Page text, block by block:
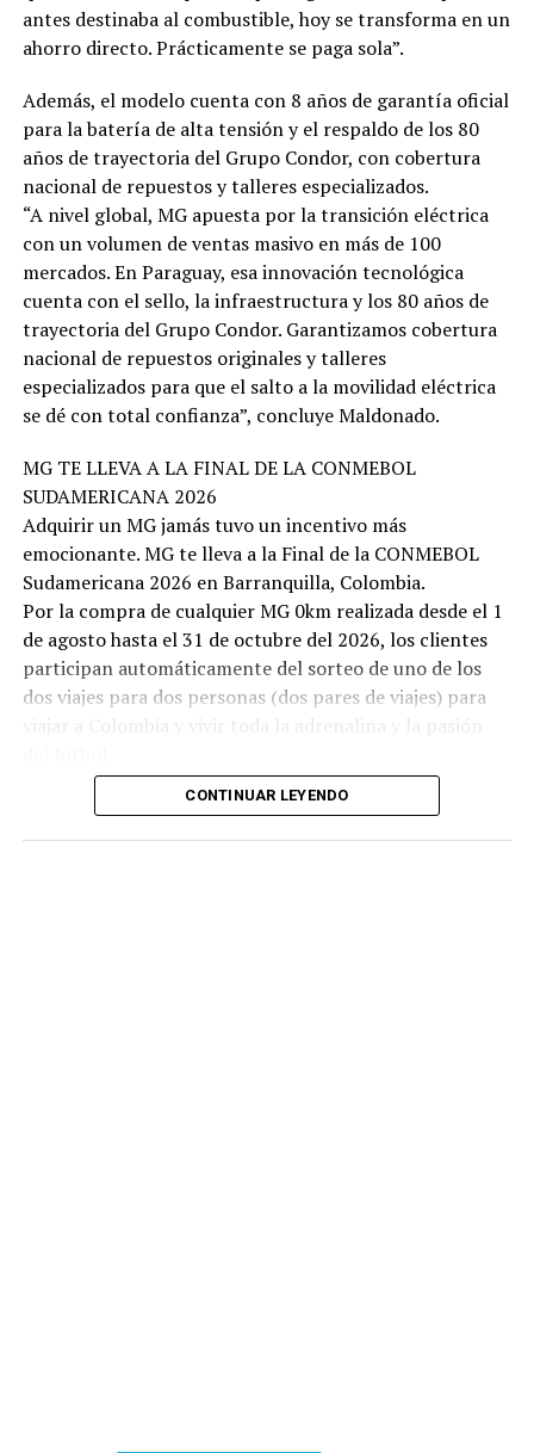
antes destinaba al combustible, hoy se transforma en un
ahorro directo. Prácticamente se paga sola”.
Además, el modelo cuenta con 8 años de garantía oficial
para la batería de alta tensión y el respaldo de los 80
años de trayectoria del Grupo Condor, con cobertura
nacional de repuestos y talleres especializados.
“A nivel global, MG apuesta por la transición eléctrica
con un volumen de ventas masivo en más de 100
mercados. En Paraguay, esa innovación tecnológica
cuenta con el sello, la infraestructura y los 80 años de
trayectoria del Grupo Condor. Garantizamos cobertura
nacional de repuestos originales y talleres
especializados para que el salto a la movilidad eléctrica
se dé con total confianza”, concluye Maldonado.
MG TE LLEVA A LA FINAL DE LA CONMEBOL
SUDAMERICANA 2026
Adquirir un MG jamás tuvo un incentivo más
emocionante. MG te lleva a la Final de la CONMEBOL
Sudamericana 2026 en Barranquilla, Colombia.
Por la compra de cualquier MG 0km realizada desde el 1
de agosto hasta el 31 de octubre del 2026, los clientes
participan automáticamente del sorteo de uno de los
dos viajes para dos personas (dos pares de viajes) para
CONTINUAR LEYENDO